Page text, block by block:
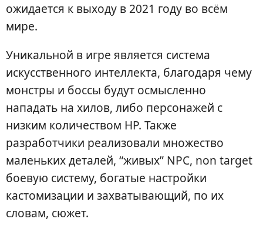
ожидается к выходу в 2021 году во всём
мире.
Уникальной в игре является система
искусственного интеллекта, благодаря чему
монстры и боссы будут осмысленно
нападать на хилов, либо персонажей с
низким количеством HP. Также
разработчики реализовали множество
маленьких деталей, “живых” NPC, non target
боевую систему, богатые настройки
кастомизации и захватывающий, по их
словам, сюжет.